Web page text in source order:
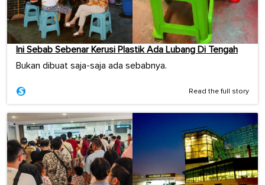
Ini Sebab Sebenar Kerusi Plastik Ada Lubang Di Tengah
Bukan dibuat saja-saja ada sebabnya.
Read the full story